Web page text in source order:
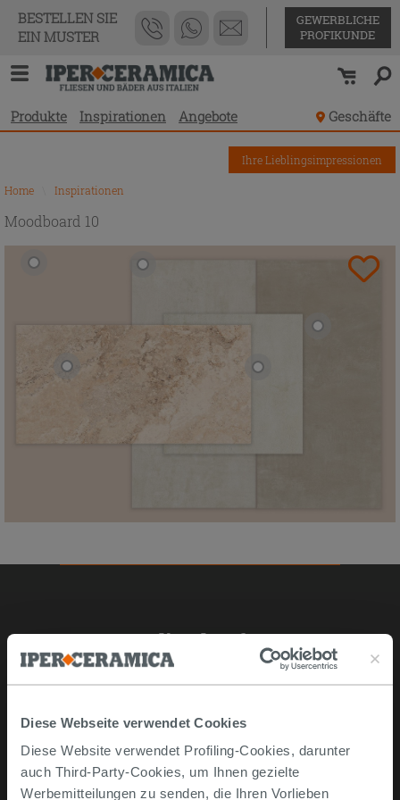
Diese Webseite verwendet Cookies
Diese Website verwendet Profiling-Cookies, darunter
auch Third-Party-Cookies, um Ihnen gezielte
Werbemitteilungen zu senden, die Ihren Vorlieben
BESTELLEN SIE
EIN MUSTER
GEWERBLICHE
PROFIKUNDE
Produkte Inspirationen Angebote Geschäfte
Home Inspirationen
Ihre Lieblingsimpressionen
Moodboard 10
Online kaufen
Musterstücke
Wie man online kauft
Lieferzeiten und -kosten
Problemlose lieferung